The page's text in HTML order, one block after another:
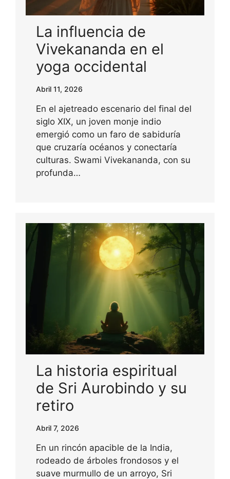
La influencia de
Vivekananda en el
yoga occidental
Abril 11, 2026
En el ajetreado escenario del final del
siglo XIX, un joven monje indio
emergió como un faro de sabiduría
que cruzaría océanos y conectaría
culturas. Swami Vivekananda, con su
profunda…
La historia espiritual
de Sri Aurobindo y su
retiro
Abril 7, 2026
En un rincón apacible de la India,
rodeado de árboles frondosos y el
suave murmullo de un arroyo, Sri